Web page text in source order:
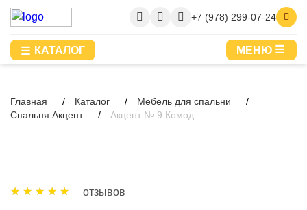
+7 (978) 299-07-24
КАТАЛОГ МЕНЮ
Главная Каталог
Мебель для спальни
Спальня Акцент
Акцент № 9 Комод
отзывов